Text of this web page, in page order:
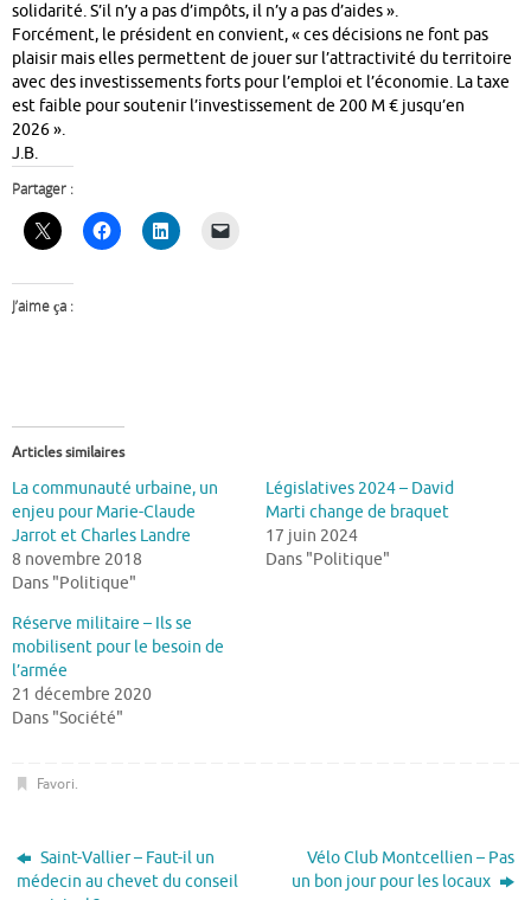
solidarité. S’il n’y a pas d’impôts, il n’y a pas d’aides ».
Forcément, le président en convient, « ces décisions ne font pas
plaisir mais elles permettent de jouer sur l’attractivité du territoire
avec des investissements forts pour l’emploi et l’économie. La taxe
est faible pour soutenir l’investissement de 200 M € jusqu’en
2026 ».
J.B.
Partager :
J’aime ça :
Articles similaires
La communauté urbaine, un
enjeu pour Marie-Claude
Jarrot et Charles Landre
8 novembre 2018
Dans "Politique"
Législatives 2024 – David
Marti change de braquet
17 juin 2024
Dans "Politique"
Réserve militaire – Ils se
mobilisent pour le besoin de
l’armée
21 décembre 2020
Dans "Société"
Favori.
Saint-Vallier – Faut-il un
médecin au chevet du conseil
Vélo Club Montcellien – Pas
un bon jour pour les locaux